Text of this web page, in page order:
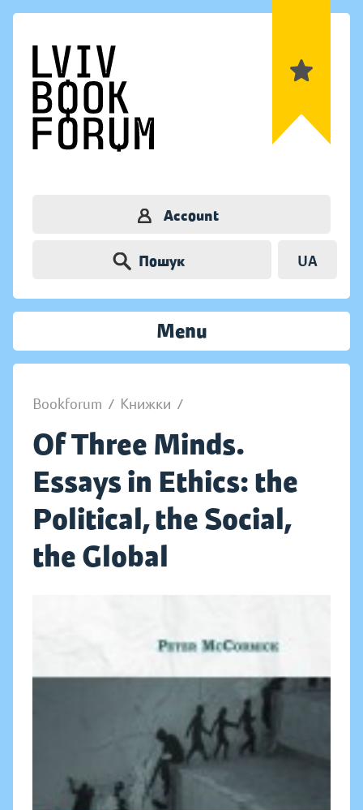
Account
Пошук UA
Menu
Bookforum / Книжки /
Of Three Minds.
Essays in Ethics: the
Political, the Social,
the Global